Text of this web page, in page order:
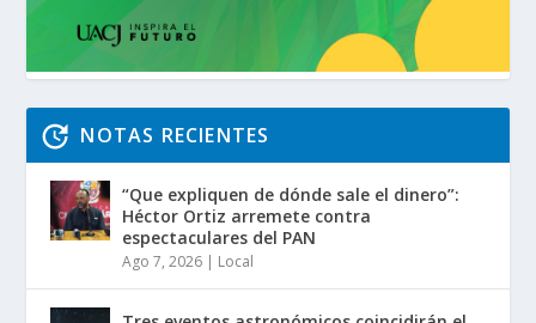
NOTAS RECIENTES
“Que expliquen de dónde sale el dinero”:
Héctor Ortiz arremete contra
espectaculares del PAN
Ago 7, 2026 | Local